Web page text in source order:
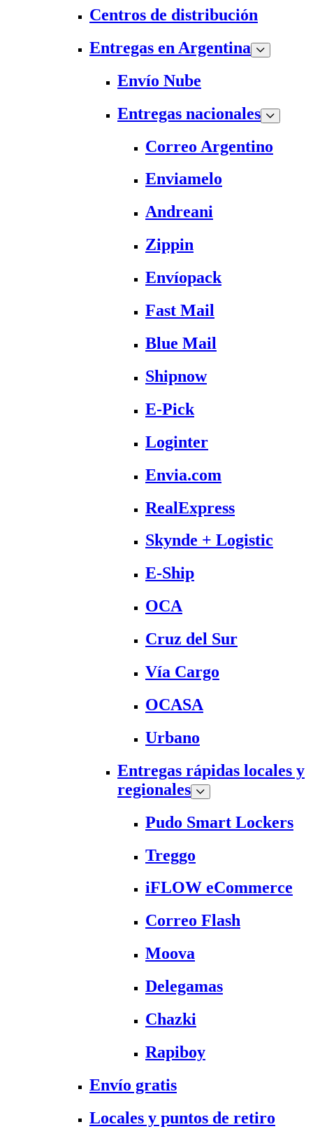
Centros de distribución
Entregas en Argentina
Envío Nube
Entregas nacionales
Correo Argentino
Enviamelo
Andreani
Zippin
Envíopack
Fast Mail
Blue Mail
Shipnow
E-Pick
Loginter
Envia.com
RealExpress
Skynde + Logistic
E-Ship
OCA
Cruz del Sur
Vía Cargo
OCASA
Urbano
Entregas rápidas locales y
regionales
Pudo Smart Lockers
Treggo
iFLOW eCommerce
Correo Flash
Moova
Delegamas
Chazki
Rapiboy
Envío gratis
Locales y puntos de retiro